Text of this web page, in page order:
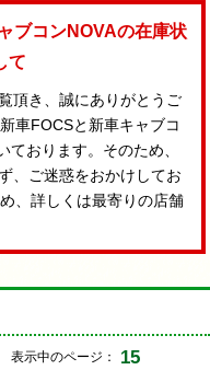
ブコンNOVAの在庫状
て
頂き、誠にありがとうご
車FOCSと新車キャブコ
ております。そのため、
、ご迷惑をおかけしてお
、詳しくは最寄りの店舗
表示中のページ： 15